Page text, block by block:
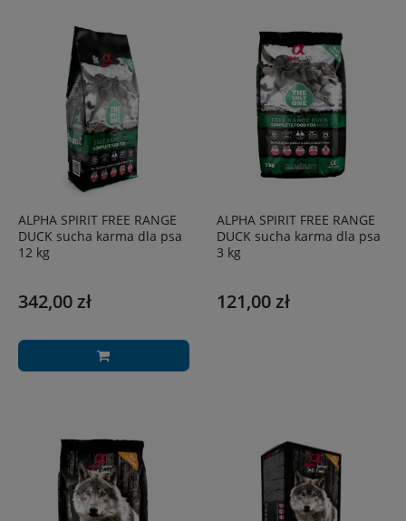
ALPHA SPIRIT FREE RANGE
DUCK sucha karma dla psa
12 kg
342,00 zł
ALPHA SPIRIT FREE RANGE
DUCK sucha karma dla psa
3 kg
121,00 zł